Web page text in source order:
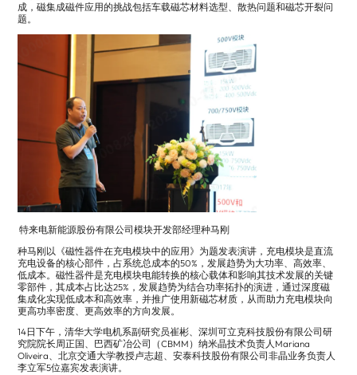
成，磁集成磁件应用的挑战包括车载磁芯材料选型、散热问题和磁芯开裂问
题。
特来电新能源股份有限公司模块开发部经理种马刚
种马刚以《磁性器件在充电模块中的应用》为题发表演讲，充电模块是直流
充电设备的核心部件，占系统总成本的50%，发展趋势为大功率、高效率、
低成本。磁性器件是充电模块电能转换的核心载体和影响其技术发展的关键
零部件，其成本占比达25%，发展趋势为结合功率拓扑的演进，通过深度磁
集成化实现低成本和高效率，并推广使用新磁芯材质，从而助力充电模块向
更高功率密度、更高效率的方向发展。
14日下午，清华大学电机系副研究员崔彬、深圳可立克科技股份有限公司研
究院院长周正国、巴西矿冶公司（CBMM）纳米晶技术负责人Mariana
Oliveira、北京交通大学教授卢志超、安泰科技股份有限公司非晶业务负责人
李立军5位嘉宾发表演讲。